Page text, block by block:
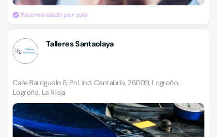
Recomendado por qdq
Talleres Santaolaya
Calle Barriguelo 6, Pol. ind. Cantabria, 26009, Logroño,
Logroño, La Rioja